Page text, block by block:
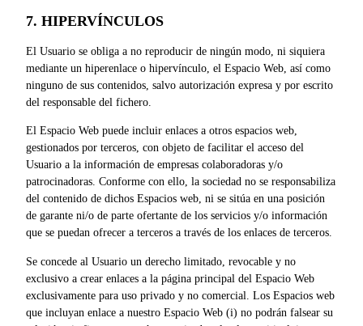
7. HIPERVÍNCULOS
El Usuario se obliga a no reproducir de ningún modo, ni siquiera
mediante un hiperenlace o hipervínculo, el Espacio Web, así como
ninguno de sus contenidos, salvo autorización expresa y por escrito
del responsable del fichero.
El Espacio Web puede incluir enlaces a otros espacios web,
gestionados por terceros, con objeto de facilitar el acceso del
Usuario a la información de empresas colaboradoras y/o
patrocinadoras. Conforme con ello, la sociedad no se responsabiliza
del contenido de dichos Espacios web, ni se sitúa en una posición
de garante ni/o de parte ofertante de los servicios y/o información
que se puedan ofrecer a terceros a través de los enlaces de terceros.
Se concede al Usuario un derecho limitado, revocable y no
exclusivo a crear enlaces a la página principal del Espacio Web
exclusivamente para uso privado y no comercial. Los Espacios web
que incluyan enlace a nuestro Espacio Web (i) no podrán falsear su